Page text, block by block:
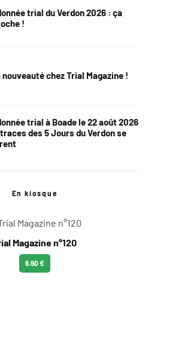
trial du Verdon 2026 : ça
!
nouveauté chez Trial Magazine !
trial à Boade le 22 août 2026
des 5 Jours du Verdon se
En kiosque
Magazine n°120
6.90 €